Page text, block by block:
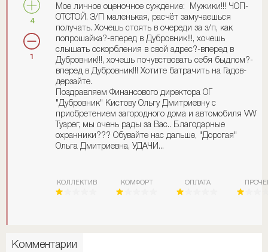
4
1
Мое личное оценочное суждение: Мужики!!! ЧОП-
ОТСТОЙ. З/П маленькая, расчёт замучаешься
получать. Хочешь стоять в очереди за з/п, как
попрошайка?-вперед в Дубровник!!!, хочешь
слышать оскорбления в свой адрес?-вперед в
Дубровник!!!, хочешь почувствовать себя быдлом?-
вперед в Дубровник!!! Хотите батрачить на Гадов-
дерзайте.
Поздравляем Финансового директора ОГ
"Дубровник" Кистову Ольгу Дмитриевну с
приобретением загородного дома и автомобиля VW
Туарег, мы очень рады за Вас.. Благодарные
охранники??? Обувайте нас дальше, "Дорогая"
Ольга Дмитриевна, УДАЧИ...
КОЛЛЕКТИВ КОМФОРТ ОПЛАТА
Комментарии